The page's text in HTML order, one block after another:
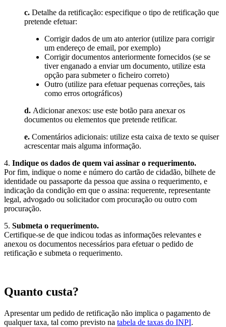
c. Detalhe da retificação: especifique o tipo de retificação que
pretende efetuar:
Corrigir dados de um ato anterior (utilize para corrigir
um endereço de email, por exemplo)
Corrigir documentos anteriormente fornecidos (se se
tiver enganado a enviar um documento, utilize esta
opção para submeter o ficheiro correto)
Outro (utilize para efetuar pequenas correções, tais
como erros ortográficos)
d. Adicionar anexos: use este botão para anexar os
documentos ou elementos que pretende retificar.
e. Comentários adicionais: utilize esta caixa de texto se quiser
acrescentar mais alguma informação.
4. Indique os dados de quem vai assinar o requerimento.
Por fim, indique o nome e número do cartão de cidadão, bilhete de
identidade ou passaporte da pessoa que assina o requerimento, e
indicação da condição em que o assina: requerente, representante
legal, advogado ou solicitador com procuração ou outro com
procuração.
5. Submeta o requerimento.
Certifique-se de que indicou todas as informações relevantes e
anexou os documentos necessários para efetuar o pedido de
retificação e submeta o requerimento.
Quanto custa?
Apresentar um pedido de retificação não implica o pagamento de
qualquer taxa, tal como previsto na tabela de taxas do INPI.